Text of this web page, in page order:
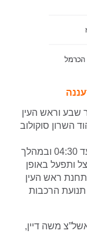
שבע וראש העין
השרון סוקולוב
בימים א’-ה’ החל מהשעה 20:00 בערב עד 04:30 ובמהלך
ותפעל באופן
ראש העין
הרכבות
משה דיין,